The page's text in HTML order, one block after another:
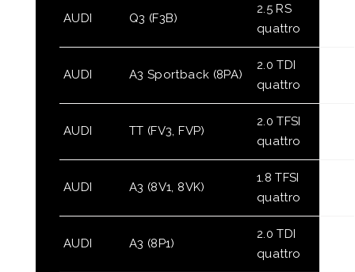
AUDI Q3 (F3B)
2.5 RS
quattro
AUDI A3 Sportback (8PA)
2.0 TDI
quattro
AUDI TT (FV3, FVP)
2.0 TFSI
quattro
AUDI A3 (8V1, 8VK)
1.8 TFSI
quattro
AUDI A3 (8P1)
2.0 TDI
quattro